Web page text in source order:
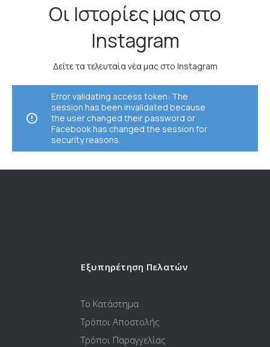
Οι Ιστορίες μας στο
Instagram
Δείτε τα τελευταία νέα μας στο Instagram
Error validating access token: The
session has been invalidated because
the user changed their password or
Facebook has changed the session for
security reasons.
Εξυπηρέτηση Πελατών
Το Κατάστημα
Τρόποι Αποστολής
Τρόποι Παραγγελίας